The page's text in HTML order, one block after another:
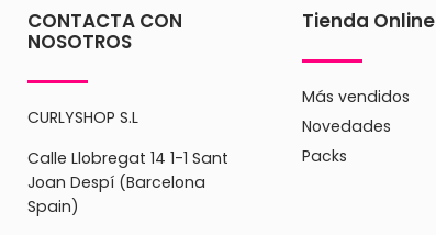
CONTACTA CON
NOSOTROS
CURLYSHOP S.L
Calle Llobregat 14 1-1 Sant
Joan Despí (Barcelona
Spain)
Tienda Online
Más vendidos
Novedades
Packs